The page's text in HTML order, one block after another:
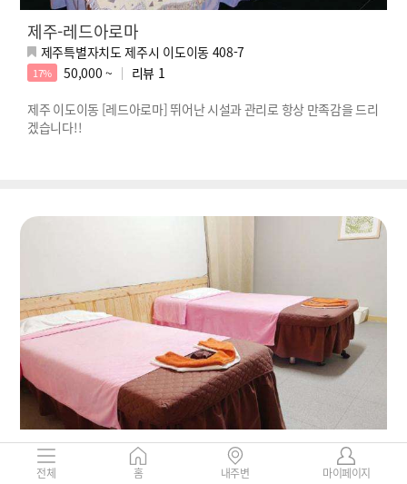
제주-레드아로마
제주특별자치도 제주시 이도이동 408-7
17% 50,000 ~ 리뷰 1
제주 이도이동 [레드아로마] 뛰어난 시설과 관리로 항상 만족감을 드리
겠습니다!!
제주-더테라
제주특별자치도 제주시 연동 292-9
전체 홈 내주변 마이페이지